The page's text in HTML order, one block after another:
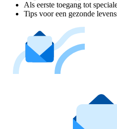
Als eerste toegang tot
Tips voor een gezonde